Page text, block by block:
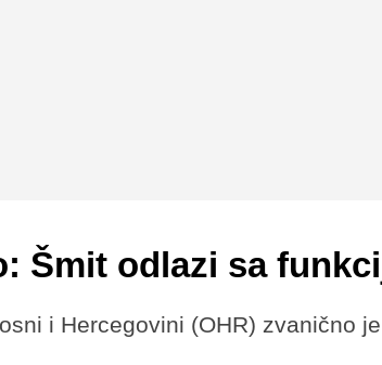
Šmit odlazi sa
i Hercegovini (OHR) zvanično